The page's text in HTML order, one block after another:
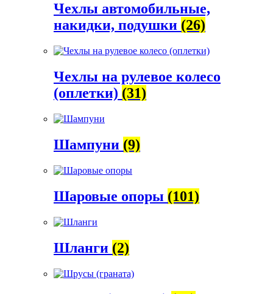
Чехлы автомобильные,
накидки, подушки (26)
Чехлы на рулевое колесо
(оплетки) (31)
Шампуни (9)
Шаровые опоры (101)
Шланги (2)